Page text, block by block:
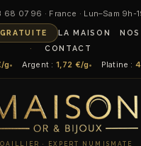
68 07 96 · France · Lun–Sam 9h-
LA MAISON
CONTACT
g Argent : 1,72 €/g Platine :
· EXPERT NUMISMATE